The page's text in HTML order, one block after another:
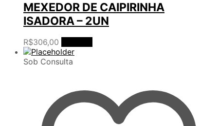
MEXEDOR DE CAIPIRINHA
ISADORA – 2UN
R$306,00
Sob Consulta